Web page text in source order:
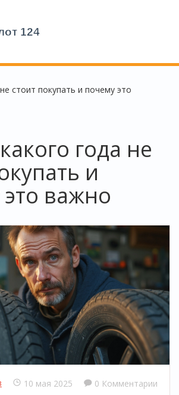
стоит покупать и почему это
года не
и
важно
10 мая 2025
0 Комментарии